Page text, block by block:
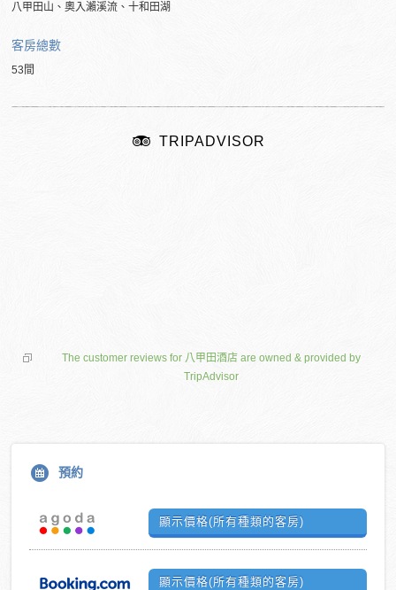
八甲田山、奧入瀨溪流、十和田湖
客房總數
53間
TRIPADVISOR
The customer reviews for 八甲田酒店 are owned & provided by
TripAdvisor
預約
顯示價格(所有種類的客房)
顯示價格(所有種類的客房)